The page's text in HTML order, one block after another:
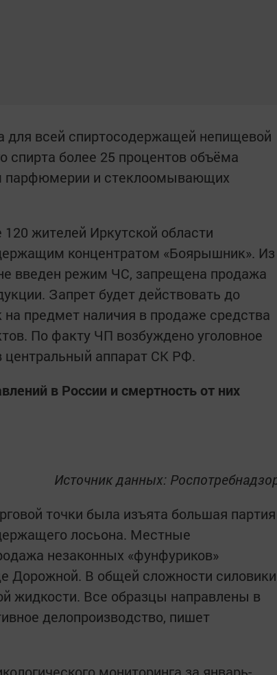
для всей спиртосодержащей непищевой
спирта более 25 процентов объёма
парфюмерии и стеклоомывающих
жителей Иркутской области
концентратом «Боярышник». Из
введен режим ЧС, запрещена продажа
Запрет будет действовать до
на предмет наличия в продаже средства
По факту ЧП возбуждено уголовное
центральный аппарат СК РФ.
в России и смертность от них
Источник данных:
точки была изъята большая партия
лосьона. Местные
незаконных «фунфуриков»
Дорожной. В общей сложности силовики
жидкости. Все образцы направлены в
делопроизводство, пишет